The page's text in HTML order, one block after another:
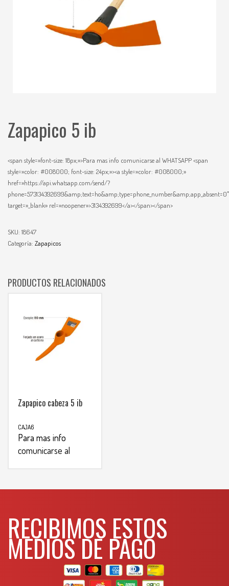
Zapapico 5 ib
<span style=»font-size: 18px;»>Para mas info comunicarse al WHATSAPP <span
style=»color: #008000; font-size: 24px;»><a style=»color: #008000;»
href=»https://api.whatsapp.com/send/?
phone=573134392699&amp;text=ho&amp;type=phone_number&amp;app_absent=0″
target=»_blank» rel=»noopener»>3134392699</a></span></span>
SKU: 18647
Categoría: Zapapicos
PRODUCTOS RELACIONADOS
Zapapico cabeza 5 ib
CAJA6
Para mas info
comunicarse al
RECIBIMOS ESTOS
MEDIOS DE PAGO